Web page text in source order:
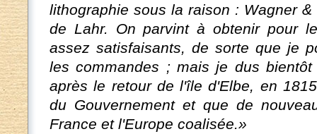
lithographie sous la raison : Wagner
de Lahr. On parvint à obtenir pour
assez satisfaisants, de sorte que je
les commandes ; mais je dus
après le retour de l'île d'Elbe, en
du Gouvernement et que de
France et l'Europe coalisée.»